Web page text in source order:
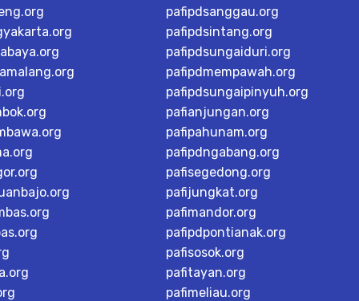
pafipdsanggau.org
pafipdsintang.org
pafipdsungaiduri.org
pafipdmempawah.org
pafipdsungaipinyuh.org
pafianjungan.org
pafipahunam.org
pafipdngabang.org
pafisegedong.org
pafijungkat.org
pafimandor.org
pafipdpontianak.org
pafisosok.org
pafitayan.org
pafimeliau.org